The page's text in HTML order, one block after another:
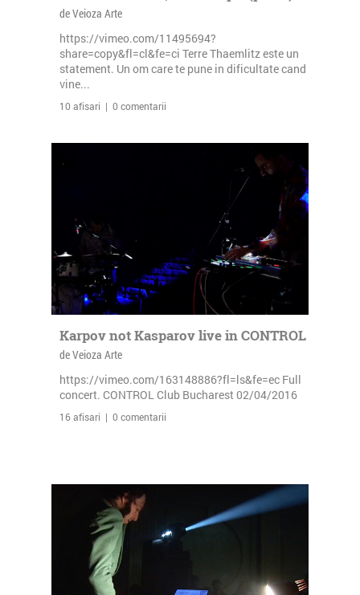
de Veioza Arte
https://vimeo.com/11495694?
share=copy&fl=cl&fe=ci Terre Thaemlitz este un
statement. Un om care te pune in dificultate cand
vine...
10 afisari | 0 comentarii
Karpov not Kasparov live in CONTROL
de Veioza Arte
https://vimeo.com/163148886?fl=ls&fe=ec Full
concert. CONTROL Club Bucharest 02/04/2016
16 afisari | 0 comentarii